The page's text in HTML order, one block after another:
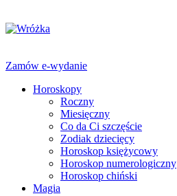
Zamów e-wydanie
Horoskopy
Roczny
Miesięczny
Co da Ci szczęście
Zodiak dziecięcy
Horoskop księżycowy
Horoskop numerologiczny
Horoskop chiński
Magia